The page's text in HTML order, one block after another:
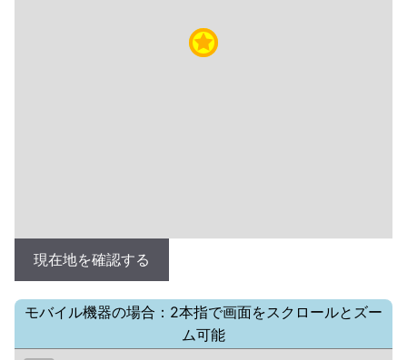
現在地を確認する
モバイル機器の場合：2本指で画面をスクロールとズー
ム可能